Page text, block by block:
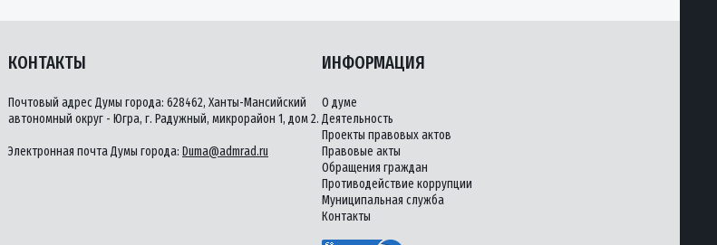
КОНТАКТЫ
Почтовый адрес Думы города: 628462, Ханты-Мансийский
автономный округ - Югра, г. Радужный, микрорайон 1, дом 2.
Электронная почта Думы города: Duma@admrad.ru
ИНФОРМАЦИЯ
О думе
Деятельность
Проекты правовых актов
Правовые акты
Обращения граждан
Противодействие коррупции
Муниципальная служба
Контакты